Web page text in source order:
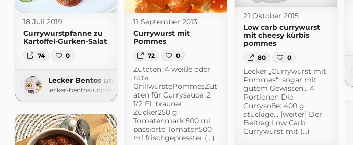
21 Oktober 2015
Low carb currywurst
mit cheesy kürbis
pommes
80 0
Lecker „Currywurst mit
Pommes“, sogar mit
gutem Gewissen… 4
Portionen Die
Currysoße: 400 g
stückige... [weiter] Der
Beitrag Low Carb
Currywurst mit (...)
18 Juli 2019
Currywurstpfanne zu
Kartoffel-Gurken-Salat
74 0
Lecker Bentos und mehr
lecker-bentos-und-mehr.blogspot.com
11 September 2013
Currywurst mit
Pommes
72 0
Zutaten :4 weiße oder
rote
GrillwürstePommesZut
aten für Currysauce :2
1/2 EL brauner
Zucker250 g
Tomatenmark 500 ml
passierte Tomaten500
ml frischgepresster (...)